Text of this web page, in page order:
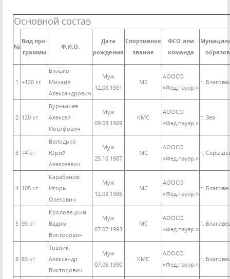
Основной состав
№
Вид про-
граммы
Ф.И.О.
Дата
рождения
Спортивное
звание
ФСО или
команда
1 +120 кг
Билько
Михаил
Александрович
Муж
12.08.1981
МС
АООСО
«Фед.пауэр.»
г.
2 120 кг
Бурнышев
Алексей
Иосифович
Муж
09.08.1989
КМС
АООСО
«Фед.пауэр.»
г. Зея
3 74 кг
Володько
Юрий
Алексеевич
Муж
25.10.1987
МС
АООСО
«Фед.пауэр.»
г.
4 105 кг
Карабанов
Игорь
Олегович
Муж
12.08.1986
МС
АООСО
«Фед.пауэр.»
г.
5 93 кг
Кроловецкий
Вадим
Викторович
Муж
07.07.1993
МС
АООСО
«Фед.пауэр.»
г.
6 83 кг
Товпик
Александр
Викторович
Муж
07.06.1990
КМС
АООСО
«Фед.пауэр.»
г.